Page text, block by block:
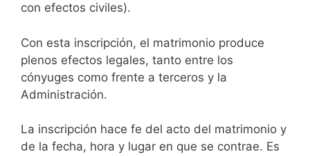
con efectos civiles).
Con esta inscripción, el matrimonio produce
plenos efectos legales, tanto entre los
cónyuges como frente a terceros y la
Administración.
La inscripción hace fe del acto del matrimonio y
de la fecha, hora y lugar en que se contrae. Es